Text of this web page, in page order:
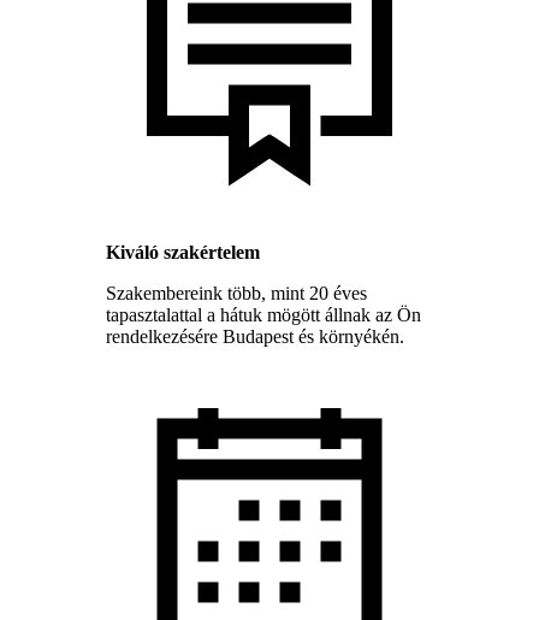
Kiváló szakértelem
Szakembereink több, mint 20 éves
tapasztalattal a hátuk mögött állnak az Ön
rendelkezésére Budapest és környékén.